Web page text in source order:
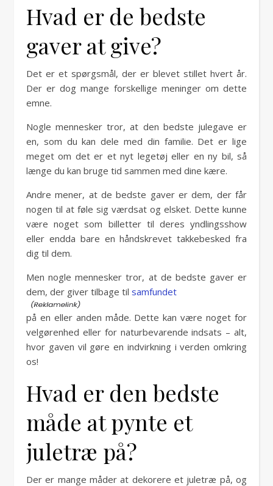
Hvad er de bedste
gaver at give?
Det er et spørgsmål, der er blevet stillet hvert år.
Der er dog mange forskellige meninger om dette
emne.
Nogle mennesker tror, at den bedste julegave er
en, som du kan dele med din familie. Det er lige
meget om det er et nyt legetøj eller en ny bil, så
længe du kan bruge tid sammen med dine kære.
Andre mener, at de bedste gaver er dem, der får
nogen til at føle sig værdsat og elsket. Dette kunne
være noget som billetter til deres yndlingsshow
eller endda bare en håndskrevet takkebesked fra
dig til dem.
Men nogle mennesker tror, at de bedste gaver er
dem, der giver tilbage til samfundet
på en eller anden måde. Dette kan være noget for
velgørenhed eller for naturbevarende indsats – alt,
hvor gaven vil gøre en indvirkning i verden omkring
os!
Hvad er den bedste
måde at pynte et
juletræ på?
Der er mange måder at dekorere et juletræ på, og